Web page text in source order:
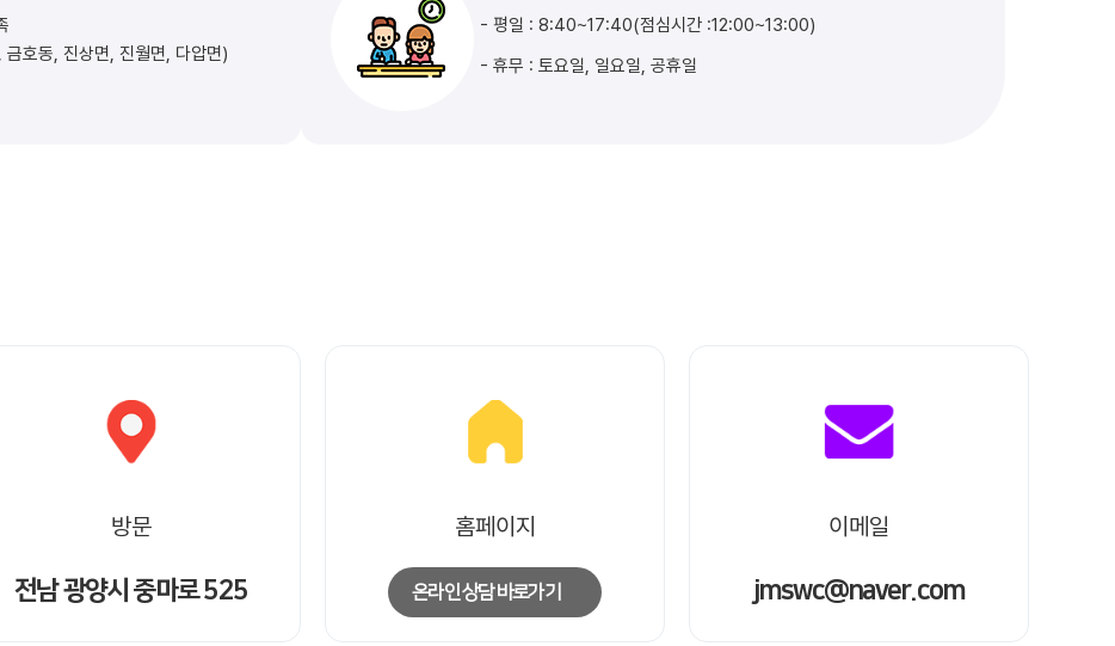
호동, 진상면, 진월면, 다압면)
- 평일 : 8:40~17:40(점심시간 :12:00~13:00)
- 휴무 : 토요일, 일요일, 공휴일
방문
전남 광양시 중마로 525
홈페이지
온라인 상담 바로가기
이메일
jmswc@naver.com